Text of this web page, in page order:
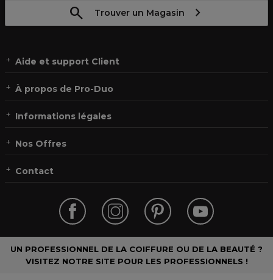
Trouver un Magasin
Aide et support Client
À propos de Pro-Duo
Informations légales
Nos Offres
Contact
UN PROFESSIONNEL DE LA COIFFURE OU DE LA BEAUTÉ ?
VISITEZ NOTRE SITE POUR LES PROFESSIONNELS !